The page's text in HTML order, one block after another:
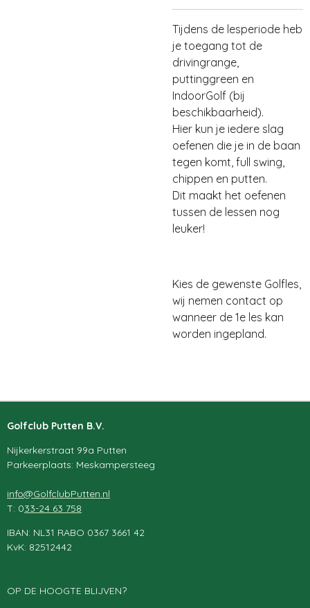
Tijdens de lesperiode heb
je toegang tot de
drivingrange,
puttinggreen en
IndoorGolf (bij
beschikbaarheid).
Hier kun je iedere slag
oefenen die je in de baan
tegen komt, full swing,
chippen en putten.
Dit maakt het oefenen
tussen de lessen nog
leuker!
Kies de gewenste Golfles,
wij nemen contact op
wanneer de 1e les kan
worden ingepland.
Golfclub Putten B.V.
Nijkerkerstraat 99a Putten
Parkeerplaats: Meskampersteeg
info@GolfclubPutten.nl
T: 033-24 63 758
IBAN: NL31 RABO 0367 3661 42
KvK: 82512442
OP DE HOOGTE BLIJVEN?